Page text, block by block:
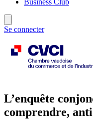
Business Club
Se connecter
L’enquête
comprendre,